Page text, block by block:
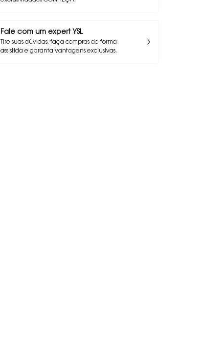
Fale com um expert YSL
Tire suas dúvidas, faça compras de forma
assistida e garanta vantagens exclusivas.